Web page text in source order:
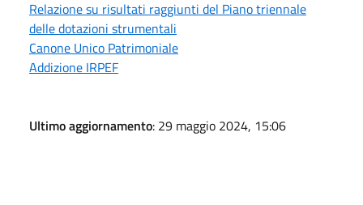
Relazione su risultati raggiunti del Piano triennale
delle dotazioni strumentali
Canone Unico Patrimoniale
Addizione IRPEF
Ultimo aggiornamento: 29 maggio 2024, 15:06